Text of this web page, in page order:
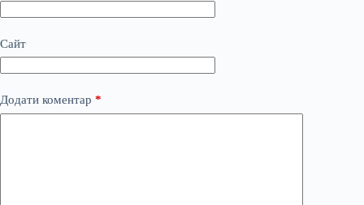
Сайт
Додати коментар *